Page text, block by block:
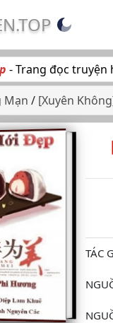
- Trang đọc truyện
Mạn / [Xuyên
TÁC